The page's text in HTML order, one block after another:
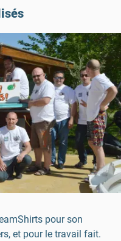
pour son
et pour le travail fait.